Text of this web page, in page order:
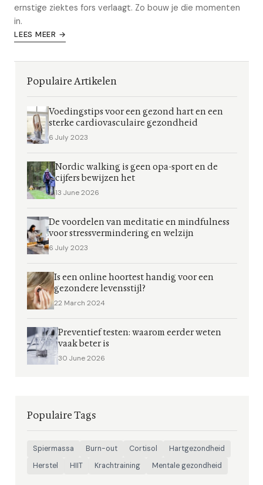
ernstige ziektes fors verlaagt. Zo bouw je die momenten
in.
LEES MEER →
Populaire Artikelen
Voedingstips voor een gezond hart en een
sterke cardiovasculaire gezondheid
6 July 2023
Nordic walking is geen opa-sport en de
cijfers bewijzen het
13 June 2026
De voordelen van meditatie en mindfulness
voor stressvermindering en welzijn
6 July 2023
Is een online hoortest handig voor een
gezondere levensstijl?
22 March 2024
Preventief testen: waarom eerder weten
vaak beter is
30 June 2026
Populaire Tags
Spiermassa Burn-out Cortisol
Hartgezondheid
Herstel
HIIT Krachtraining Mentale gezondheid